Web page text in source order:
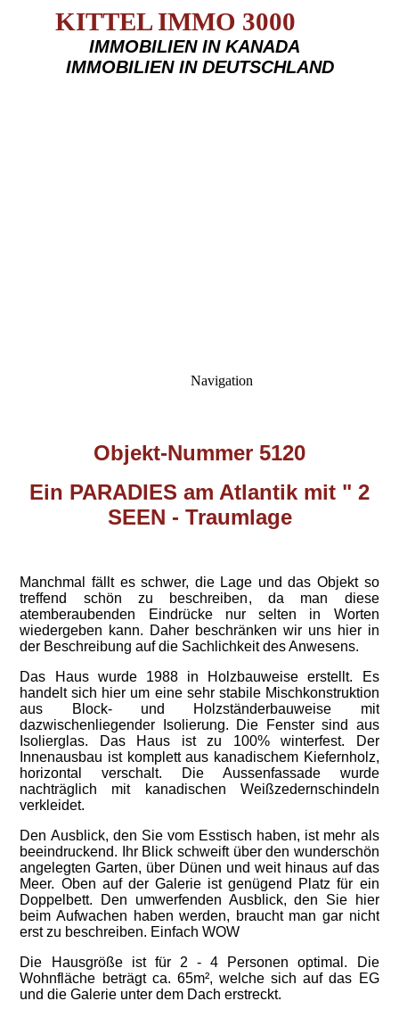
KITTEL IMMO 3000
IMMOBILIEN IN KANADA
IMMOBILIEN IN DEUTSCHLAND
Navigation
Objekt-Nummer 5120
Ein PARADIES am Atlantik mit " 2
SEEN - Traumlage
Manchmal fällt es schwer, die Lage und das Objekt so
treffend schön zu beschreiben, da man diese
atemberaubenden Eindrücke nur selten in Worten
wiedergeben kann. Daher beschränken wir uns hier in
der Beschreibung auf die Sachlichkeit des Anwesens.
Das Haus wurde 1988 in Holzbauweise erstellt. Es
handelt sich hier um eine sehr stabile Mischkonstruktion
aus Block- und Holzständerbauweise mit
dazwischenliegender Isolierung. Die Fenster sind aus
Isolierglas. Das Haus ist zu 100% winterfest. Der
Innenausbau ist komplett aus kanadischem Kiefernholz,
horizontal verschalt. Die Aussenfassade wurde
nachträglich mit kanadischen Weißzedernschindeln
verkleidet.
Den Ausblick, den Sie vom Esstisch haben, ist mehr als
beeindruckend. Ihr Blick schweift über den wunderschön
angelegten Garten, über Dünen und weit hinaus auf das
Meer. Oben auf der Galerie ist genügend Platz für ein
Doppelbett. Den umwerfenden Ausblick, den Sie hier
beim Aufwachen haben werden, braucht man gar nicht
erst zu beschreiben. Einfach WOW
Die Hausgröße ist für 2 - 4 Personen optimal. Die
Wohnfläche beträgt ca. 65m², welche sich auf das EG
und die Galerie unter dem Dach erstreckt.